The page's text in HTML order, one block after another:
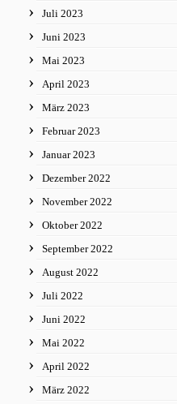
Juli 2023
Juni 2023
Mai 2023
April 2023
März 2023
Februar 2023
Januar 2023
Dezember 2022
November 2022
Oktober 2022
September 2022
August 2022
Juli 2022
Juni 2022
Mai 2022
April 2022
März 2022